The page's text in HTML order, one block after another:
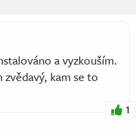
a vyzkouším.
kam se to
1